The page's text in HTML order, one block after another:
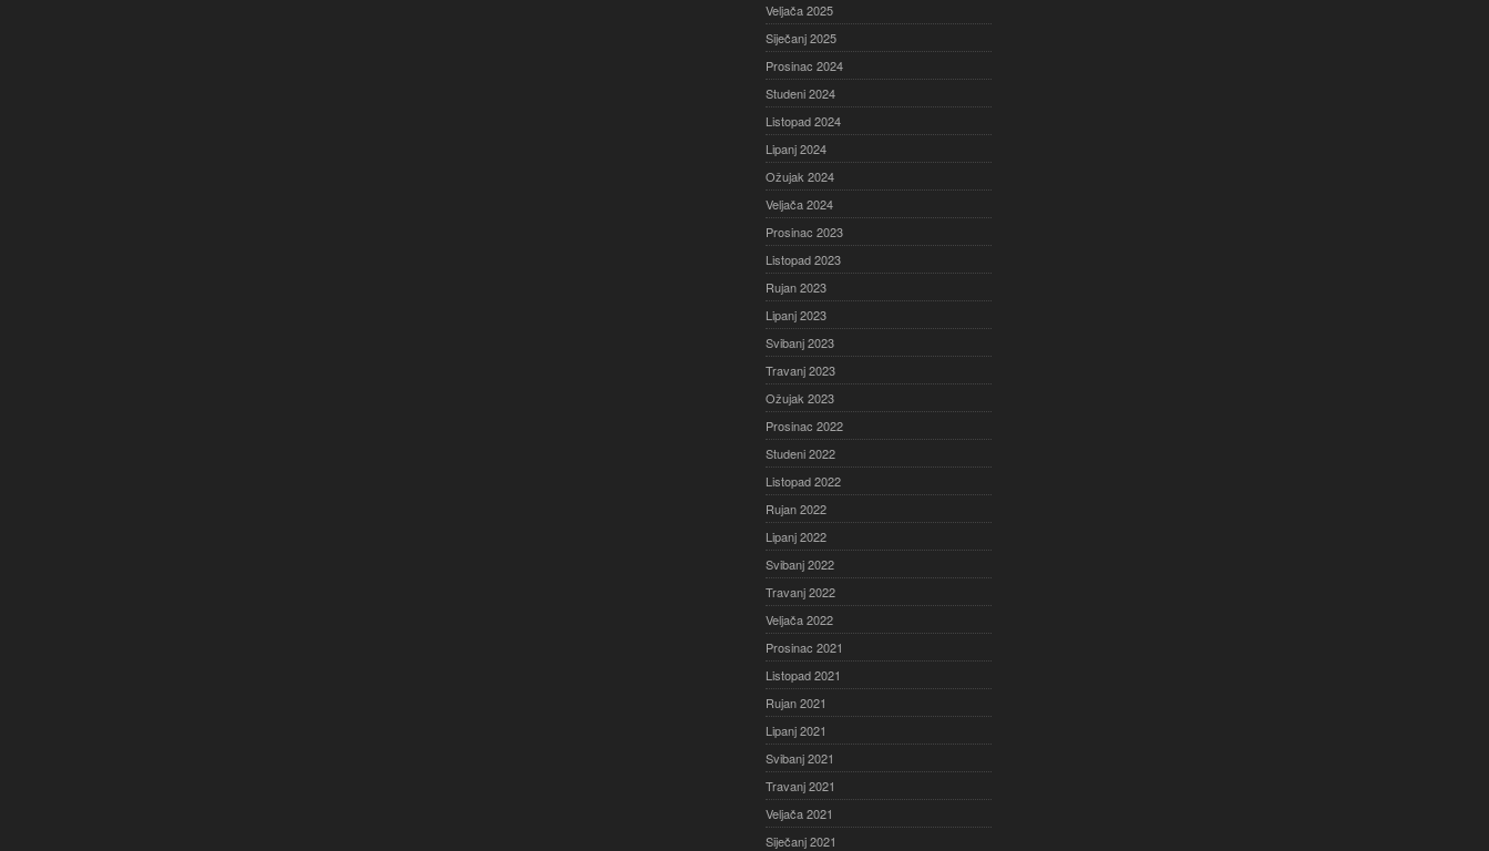
Veljača 2025
Siječanj 2025
Prosinac 2024
Studeni 2024
Listopad 2024
Lipanj 2024
Ožujak 2024
Veljača 2024
Prosinac 2023
Listopad 2023
Rujan 2023
Lipanj 2023
Svibanj 2023
Travanj 2023
Ožujak 2023
Prosinac 2022
Studeni 2022
Listopad 2022
Rujan 2022
Lipanj 2022
Svibanj 2022
Travanj 2022
Veljača 2022
Prosinac 2021
Listopad 2021
Rujan 2021
Lipanj 2021
Svibanj 2021
Travanj 2021
Veljača 2021
Siječanj 2021